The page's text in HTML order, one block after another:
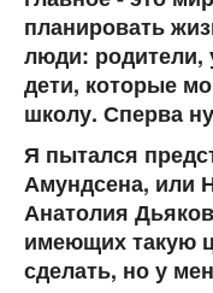
планировать
люди: родители,
дети, которые
школу. Сперва
Я пытался
Амундсена, или
Анатолия
имеющих такую
сделать, но у